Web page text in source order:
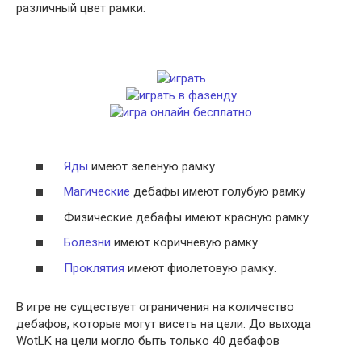
различный цвет рамки:
Яды имеют зеленую рамку
Магические дебафы имеют голубую рамку
Физические дебафы имеют красную рамку
Болезни имеют коричневую рамку
Проклятия имеют фиолетовую рамку.
В игре не существует ограничения на количество
дебафов, которые могут висеть на цели. До выхода
WotLK на цели могло быть только 40 дебафов